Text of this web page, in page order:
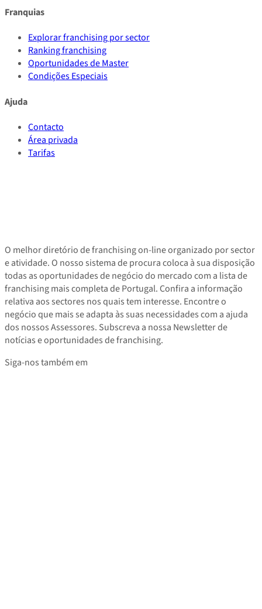
Franquias
Explorar franchising por sector
Ranking franchising
Oportunidades de Master
Condições Especiais
Ajuda
Contacto
Área privada
Tarifas
O melhor diretório de franchising on-line organizado por sector
e atividade. O nosso sistema de procura coloca à sua disposição
todas as oportunidades de negócio do mercado com a lista de
franchising mais completa de Portugal. Confira a informação
relativa aos sectores nos quais tem interesse. Encontre o
negócio que mais se adapta às suas necessidades com a ajuda
dos nossos Assessores. Subscreva a nossa Newsletter de
notícias e oportunidades de franchising.
Siga-nos também em